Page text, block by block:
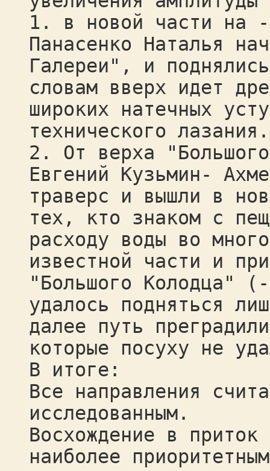
1. в новой части на -
Панасенко Наталья
Галереи", и
словам вверх идет
широких натечных
технического лазания.
2. От верха
Евгений Кузьмин-
траверс и вышли в
тех, кто знаком с
расходу воды во
известной части и
"Большого Колодца"
удалось подняться
далее путь
которые посуху не
В итоге:
Все направления
исследованным.
Восхождение в
наиболее